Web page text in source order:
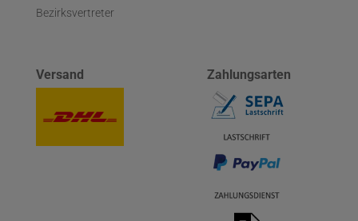
Bezirksvertreter
Versand Zahlungsarten